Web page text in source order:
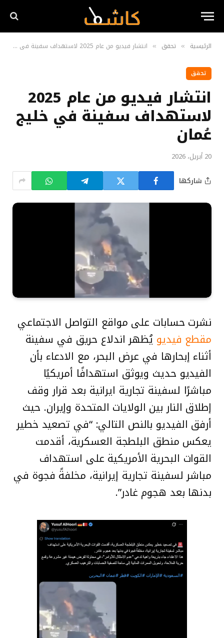
الرئيسية » تحقق » انتشار فيديو من عام 2025 لاستهداف سفينة في خليج عُمان
تحقق
انتشار فيديو من عام 2025
لاستهداف سفينة في خليج
عُمان
20 أبريل، 2026
شاركها
نشرت حسابات على مواقع التواصل الاجتماعي
مقطع فيديو يُظهر اندلاع حريق في سفينة
أثناء إبحارها في عرض البحر، مع الادعاء بأن
الفيديو حديث ويوثق استهدافًا أمريكيًا
مباشرًا لسفينة تجارية ايرانية بعد قرار وقف
إطلاق النار بين الولايات المتحدة وإيران. حيث
أرفق الفيديو بالنص التالي: “في تصعيد خطير
يعكس منطق البلطجة العسكرية، أقدمت
القوات البحرية الأمريكية على استهداف
مباشر لسفينة تجارية إيرانية، مخلفةً فجوة في
بدنها بعد هجوم غادر”.